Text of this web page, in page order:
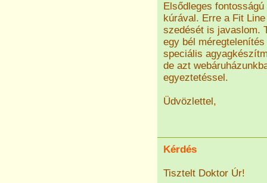
Elsődleges
kúrával. Erre a Fit
szedését is javaslom.
egy bél
speciális
de azt
egyeztetéssel.
Üdvözlettel,
Kérdés
Tisztelt Doktor Úr!